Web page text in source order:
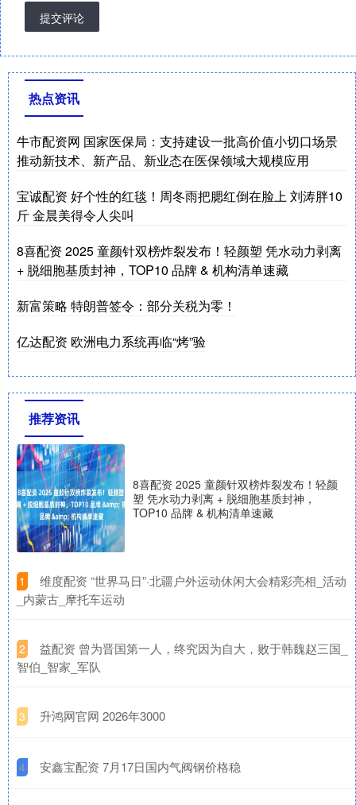
提交评论
热点资讯
牛市配资网 国家医保局：支持建设一批高价值小切口场景
推动新技术、新产品、新业态在医保领域大规模应用
宝诚配资 好个性的红毯！周冬雨把腮红倒在脸上 刘涛胖10
斤 金晨美得令人尖叫
8喜配资 2025 童颜针双榜炸裂发布！轻颜塑 凭水动力剥离
+ 脱细胞基质封神，TOP10 品牌 & 机构清单速藏
新富策略 特朗普签令：部分关税为零！
亿达配资 欧洲电力系统再临“烤”验
推荐资讯
8喜配资 2025 童颜针双榜炸裂发布！轻颜
塑 凭水动力剥离 + 脱细胞基质封神，
TOP10 品牌 & 机构清单速藏
1
​维度配资 “世界马日”·北疆户外运动休闲大会精彩亮相_活动
_内蒙古_摩托车运动
2
​益配资 曾为晋国第一人，终究因为自大，败于韩魏赵三国_
智伯_智家_军队
3 ​升鸿网官网 2026年3000
4 ​安鑫宝配资 7月17日国内气阀钢价格稳